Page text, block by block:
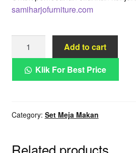
samiharjofurniture.com
Meja
Makan
Bundar
Anyaman
Add to cart
Klik For Best Price
Category: Set Meja Makan